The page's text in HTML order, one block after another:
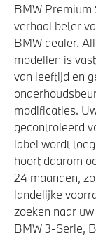
BMW Premium
verhaal beter
BMW dealer.
modellen is
van leeftijd en
modificaties.
gecontroleerd
label wordt
hoort daarom
24 maanden,
landelijke
zoeken naar
BMW 3-Serie,